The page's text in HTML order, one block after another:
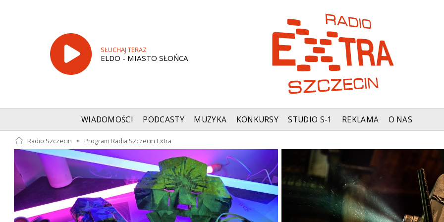
SŁUCHAJ TERAZ
ELDO - MIASTO SŁOŃCA
WIADOMOŚCI PODCASTY MUZYKA KONKURSY STUDIO S-1 REKLAMA O NAS
Radio Szczecin » Program Radia Szczecin Extra